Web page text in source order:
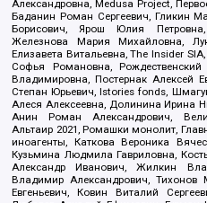
Александровна, Medusa Project,
Баданин Роман Сергеевич, Гликин
Борисович, Ярош Юлия
Железнова Мария Михайловна,
Елизавета Витальевна, The Insider
Софья Романовна,
Владимировна, Постернак Алексей
Степан Юрьевич, Istories fonds,
Алеся Алексеевна, Долинина Ирина
Анин Роман Александрович,
Альтаир 2021, Ромашки монолит,
иноагенты, Каткова Вероника
Кузьмина Людмила Гавриловна,
Александр Иванович, Жилкин
Владимир Александрович, Тихонов
Евгеньевич, Ковин Виталий